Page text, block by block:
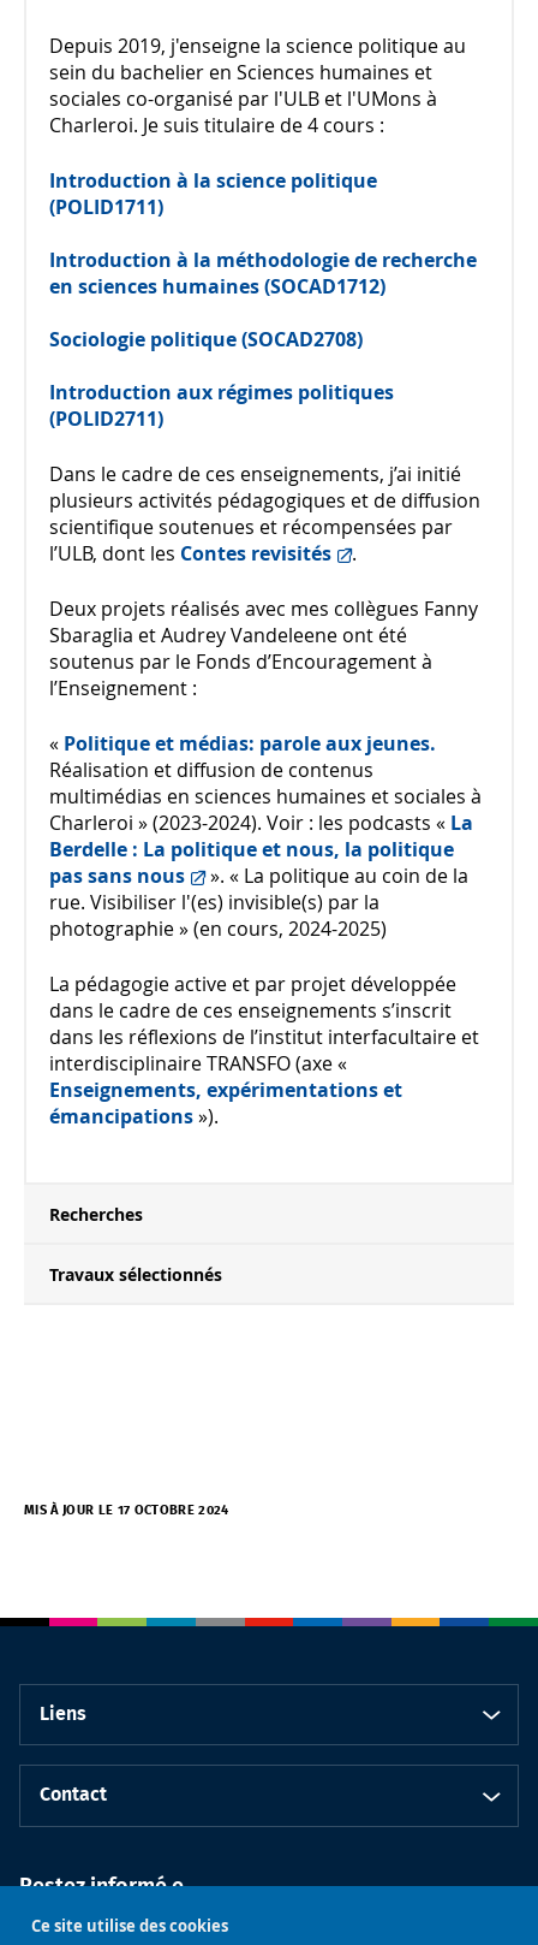
Ce site utilise des cookies
Depuis 2019, j'enseigne la science politique au
sein du bachelier en Sciences humaines et
sociales co-organisé par l'ULB et l'UMons à
Charleroi. Je suis titulaire de 4 cours :
Introduction à la science politique
(POLID1711)
Introduction à la méthodologie de recherche
en sciences humaines (SOCAD1712)
Sociologie politique (SOCAD2708)
Introduction aux régimes politiques
(POLID2711)
Dans le cadre de ces enseignements, j’ai initié
plusieurs activités pédagogiques et de diffusion
scientifique soutenues et récompensées par
l’ULB, dont les Contes revisités .
Deux projets réalisés avec mes collègues Fanny
Sbaraglia et Audrey Vandeleene ont été
soutenus par le Fonds d’Encouragement à
l’Enseignement :
« Politique et médias: parole aux jeunes.
Réalisation et diffusion de contenus
multimédias en sciences humaines et sociales à
Charleroi » (2023-2024). Voir : les podcasts « La
Berdelle : La politique et nous, la politique
pas sans nous
». « La politique au coin de la
rue. Visibiliser l'(es) invisible(s) par la
photographie » (en cours, 2024-2025)
La pédagogie active et par projet développée
dans le cadre de ces enseignements s’inscrit
dans les réflexions de l’institut interfacultaire et
interdisciplinaire TRANSFO (axe «
Enseignements, expérimentations et
émancipations»).
Recherches
Travaux sélectionnés
MIS À JOUR LE 17 OCTOBRE 2024
Liens
Contact
Restez informé.e